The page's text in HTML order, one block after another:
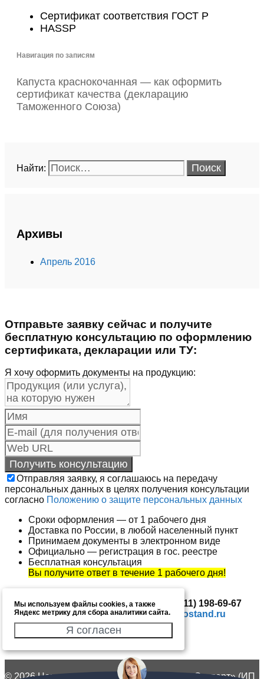
Cертификат соответствия ГОСТ Р
HASSP
Навигация по записям
Капуста краснокочанная — как оформить
сертификат качества (декларацию
Таможенного Союза)
Найти:
Архивы
Апрель 2016
Отправьте заявку сейчас и получите
бесплатную консультацию по оформлению
сертификата, декларации или ТУ:
Я хочу оформить документы на продукцию:
Отправляя заявку, я соглашаюсь на передачу
персональных данных в целях получения консультации
согласно Положению о защите персональных данных
Сроки оформления — от 1 рабочего дня
Доставка по России, в любой населенный пункт
Принимаем документы в электронном виде
Официально — регистрация в гос. реестре
Бесплатная консультация
Вы получите ответ в течение 1 рабочего дня!
Вы также можете позвонить по тел.
+7 (911) 198-69-67
или отправить письмо по адресуinfo@gostand.ru
Мы будем рады Вам помочь!
© 2026 Центр сертификации «Госстандарт Эксперт» (ИП
Мы используем файлы cookies, а также
Яндекс метрику для сбора аналитики сайта.
Я согласен